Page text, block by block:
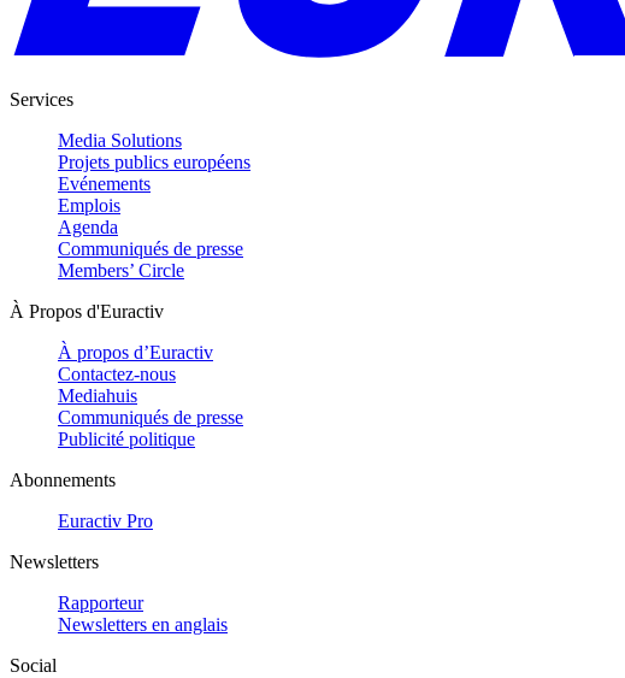
Services
Media Solutions
Projets publics européens
Evénements
Emplois
Agenda
Communiqués de presse
Members’ Circle
À Propos d'Euractiv
À propos d’Euractiv
Contactez-nous
Mediahuis
Communiqués de presse
Publicité politique
Abonnements
Euractiv Pro
Newsletters
Rapporteur
Newsletters en anglais
Social